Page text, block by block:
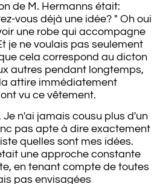
de M. Hermanns était:
vous déjà une idée? " Oh oui
une robe qui accompagne
je ne voulais pas seulement
cela correspond au dicton
autres pendant longtemps,
attire immédiatement
vu ce vêtement.
Je n'ai jamais cousu plus d'un
pas apte à dire exactement
quelles sont mes idées.
une approche constante
en tenant compte de toutes
pas envisagées